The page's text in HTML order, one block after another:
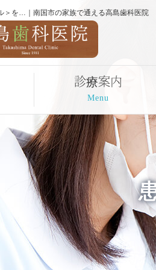
＞を…｜南国市の家族で通える高島歯科医院
診療案内
Menu